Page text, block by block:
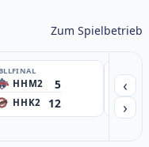
Zum Spielbetrieb
FINAL
HHM2 5
HHK2 12
‹
›